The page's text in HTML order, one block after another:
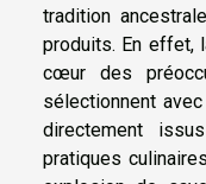
tradition
produits. En effet,
cœur des
sélectionnent
directement
pratiques